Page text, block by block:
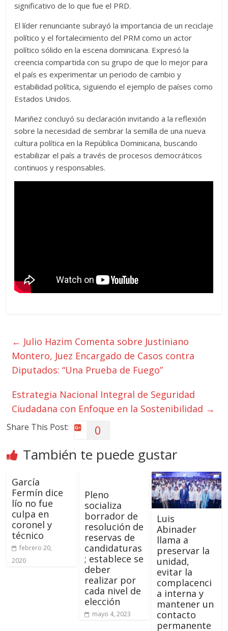
significativo de lo que fue el PRD.
El líder renunciante subrayó la importancia de un reciclaje
político y el fortalecimiento del PRM como un actor
político sólido en la escena dominicana. Expresó la
creencia compartida con su grupo de que lo mejor para
el país es experimentar un periodo de cambio y
estabilidad política, siguiendo el ejemplo de países como
Estados Unidos.
Mariñez concluyó su declaración invitando a la reflexión
sobre la necesidad de sembrar la semilla de una nueva
cultura política en la República Dominicana, buscando
estabilizar el país a través de procesos democráticos
continuos y responsables.
← Julio Hazim Comenta sobre Justiniano
Montero, Juez Encargado de Casos contra
Diputados: “Una Prueba de Fuego”
Estrategia Nacional Integral de Seguridad
Ciudadana con Enfoque en la Sostenibilidad →
Share This Post: 0
También te puede gustar
García
Fermín dice
lío no fue
culpa en
coronel y
técnico
febrero 20,
2020
Pleno
socializa
borrador de
resolución de
reservas de
candidaturas
; establece se
deber
realizar por
cada nivel de
elección
mayo 4, 2023
Luis
Abinader
llama a
preservar la
unidad,
evitar la
complacenci
a interna y
mantener un
contacto
permanente